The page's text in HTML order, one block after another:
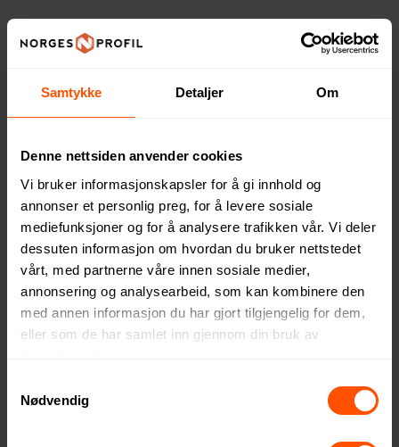
Samtykke Detaljer Om
Denne nettsiden anvender cookies
Vi bruker informasjonskapsler for å gi innhold og
annonser et personlig preg, for å levere sosiale
mediefunksjoner og for å analysere trafikken vår. Vi deler
dessuten informasjon om hvordan du bruker nettstedet
vårt, med partnerne våre innen sosiale medier,
annonsering og analysearbeid, som kan kombinere den
med annen informasjon du har gjort tilgjengelig for dem,
eller som de har samlet inn gjennom din bruk av
Nødvendig
Entreprenør Støtbestandige
Vernebriller
61 NOKved 1000 stk.
XD Collection Bærbar UV-C
Sterilisatorpose med
Integrert Batteri
55 NOKved 100 stk.